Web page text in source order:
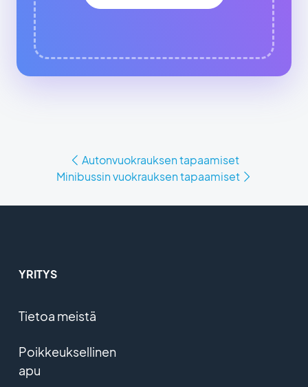
Autonvuokrauksen tapaamiset
Minibussin vuokrauksen tapaamiset
YRITYS
Tietoa meistä
Poikkeuksellinen
apu